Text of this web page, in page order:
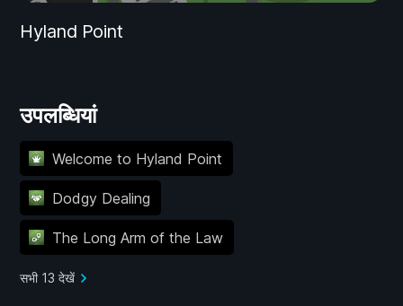
Hyland Point
उपलब्धियां
Welcome to Hyland Point
Dodgy Dealing
The Long Arm of the Law
सभी 13 देखें